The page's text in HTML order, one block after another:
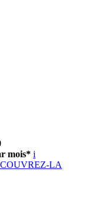
mois* i
LA